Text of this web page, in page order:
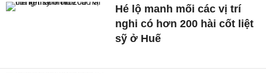
Hé lộ manh mối các vị trí
nghi có hơn 200 hài cốt liệt
sỹ ở Huế